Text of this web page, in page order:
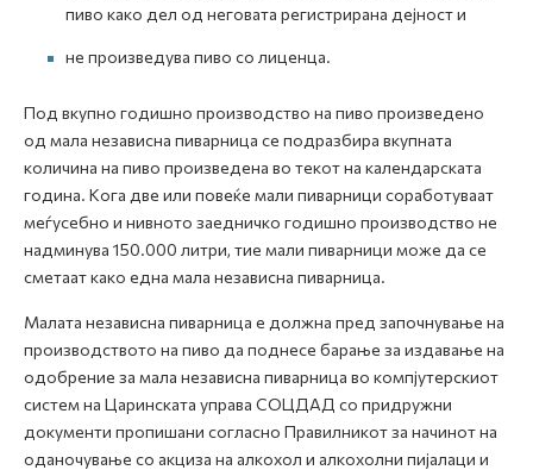
пиво како дел од неговата регистрирана дејност и
не произведува пиво со лиценца.
Под вкупно годишно производство на пиво произведено
од мала независна пиварница се подразбира вкупната
количина на пиво произведена во текот на календарската
година. Кога две или повеќе мали пиварници соработуваат
меѓусебно и нивното заедничко годишно производство не
надминува 150.000 литри, тие мали пиварници може да се
сметаат како една мала независна пиварница.
Малата независна пиварница е должна пред започнување на
производството на пиво да поднесе барање за издавање на
одобрение за мала независна пиварница во компјутерскиот
систем на Царинската управа СОЦДАД со придружни
документи пропишани согласно Правилникот за начинот на
оданочување со акциза на алкохол и алкохолни пијалаци и